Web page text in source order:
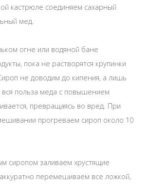
кастрюле соединяем сахарный
мед.
огне или водяной бане
пока не растворятся крупинки
не доводим до кипения, а лишь
польза меда с повышением
превращаясь во вред. При
прогреваем сироп около 10
сиропом заливаем хрустящие
аккуратно перемешиваем все ложкой,